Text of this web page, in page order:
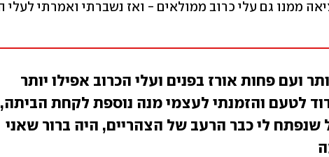
ועם פחות אורז בפנים ועלי הכרוב אפילו יותר
לטעם והזמנתי לעצמי מנה נוספת לקחת הביתה,
שנפתח לי כבר הרעב של הצהריים, היה ברור שאני